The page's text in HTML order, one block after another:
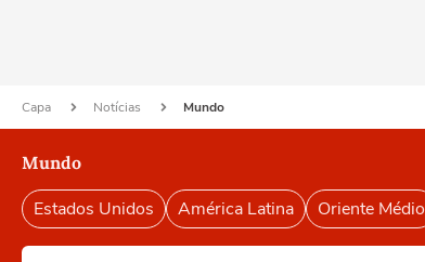
Capa Notícias Mundo
Mundo
Estados Unidos América Latina Oriente Médio